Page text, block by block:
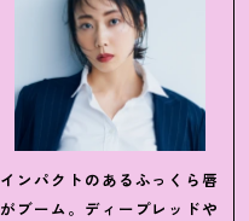
インパクトのあるふっくら唇
がブーム。ディープレッドや